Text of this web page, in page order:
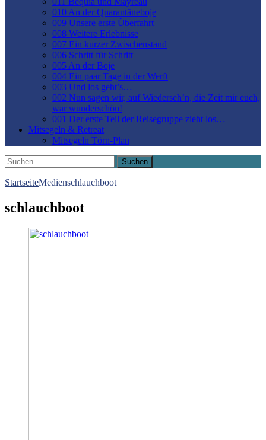
010 An der Quarantäneboje
009 Unsere erste Überfahrt
008 Weitere Erlebnisse
007 Ein kurzer Zwischenstand
006 Schritt für Schritt
005 An der Boje
004 Ein paar Tage in der Werft
003 Und los geht’s…
002 Nun sagen wir, auf Wiederseh’n, die Zeit mir euch,
war wunderschön!
001 Der erste Teil der Reisegruppe zieht los…
Mitsegeln & Retreat
Mitsegeln Törn-Plan
Suchen
nach:
StartseiteMedienschlauchboot
schlauchboot